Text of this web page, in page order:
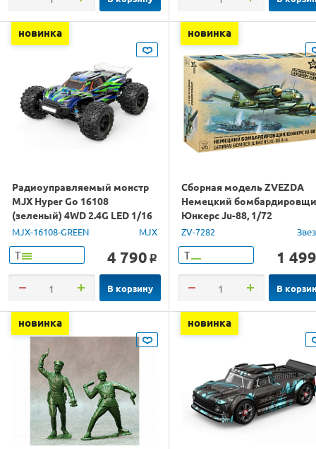
новинка
Радиоуправляемый монстр
MJX Hyper Go 16108
(зеленый) 4WD 2.4G LED 1/16
RTR
MJX-16108-GREEN MJX
Т 4 790 o
В корзину
новинка
Сборная модель ZVEZDA
Немецкий
Юнкерс Ju-88, 1/72
ZV-7282
Т 1 499
В
новинка новинка